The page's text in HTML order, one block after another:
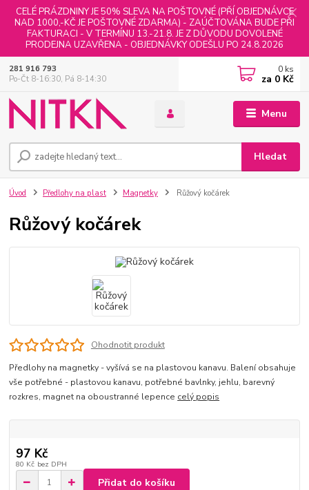
CELÉ PRÁZDNINY JE 50% SLEVA NA POŠTOVNÉ (PŘÍ OBJEDNÁVCE
NAD 1000,-KČ JE POŠTOVNÉ ZDARMA) - ZAÚČTOVÁNA BUDE PŘI
FAKTURACI - V TERMÍNU 13.-21.8. JE Z DŮVODU DOVOLENÉ
PRODEJNA UZAVŘENA - OBJEDNÁVKY ODEŠLU PO 24.8.2026
Menu
Hledat
281 916 793
Po-Čt 8-16:30, Pá 8-14:30
0 ks
za 0 Kč
Úvod Předlohy na plast Magnetky Růžový kočárek
Růžový kočárek
Ohodnotit produkt
Předlohy na magnetky - vyšívá se na plastovou kanavu. Balení obsahuje
vše potřebné - plastovou kanavu, potřebné bavlnky, jehlu, barevný
rozkres, magnet na oboustranné lepence celý popis
97 Kč
80 Kč bez DPH
Přidat do košíku